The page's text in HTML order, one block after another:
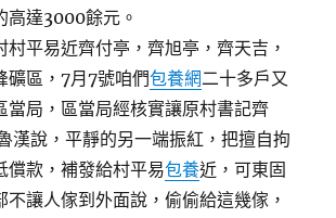
高達3000餘元。
平易近齊付亭，齊旭亭，齊天吉，
礦區，7月7號咱們包養網二十多戶又
當局，區當局經核實讓原村書記齊
漢說，平靜的另一端振紅，把擅自拘
償款，補發給村平易包養近，可東固
不讓人傢到外面說，偷偷給這幾傢，